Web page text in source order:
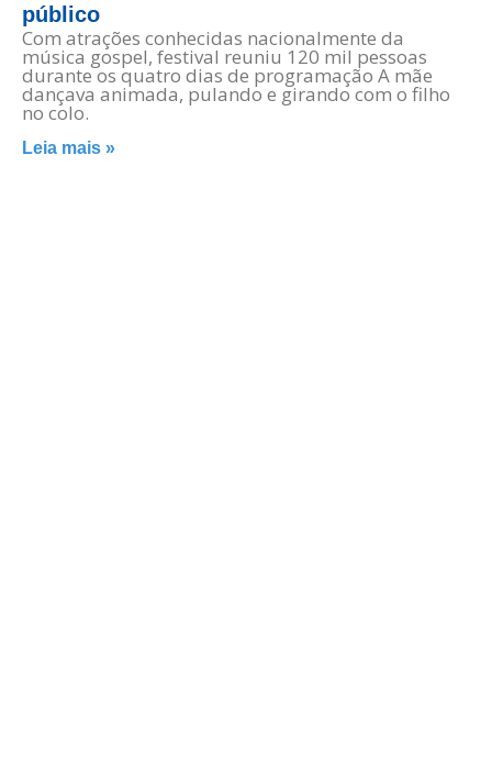
público
Com atrações conhecidas nacionalmente da
música gospel, festival reuniu 120 mil pessoas
durante os quatro dias de programação A mãe
dançava animada, pulando e girando com o filho
no colo.
Leia mais »